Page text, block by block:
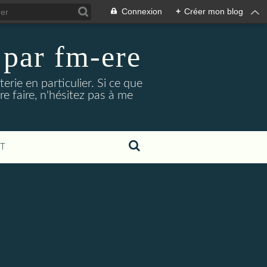
Connexion + Créer mon blog
fm-ere
en particulier. Si ce que
faire, n'hésitez pas à me